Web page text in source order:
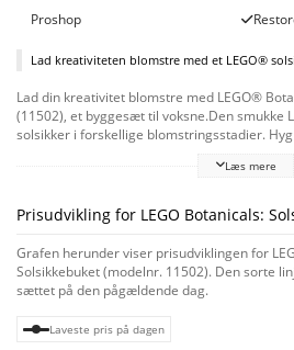
Proshop
Lad kreativiteten blomstre med et LEGO®
Lad din kreativitet blomstre med LEGO®
(11502), et byggesæt til voksne.Den smukke
solsikker i forskellige blomstringsstadier.
eukalyptusgrene. LEGO blomsterne er
og skabe unikke buketter, der kan udstilles
Solsikkerne kan desuden kombineres med
(sælges separat) for at lave et unikt og større
blomsterarrangement.Solsikker
hvilket gør LEGO byggesættet til en
valentinsdag, mors dag eller housewarming
naturfans. Byggesættet kan også tilgås i
kan dreje modellen i 3D og følge sine
Læs mere
Prisudvikling for LEGO Botanicals:
Grafen herunder viser prisudviklingen for
Solsikkebuket (modelnr. 11502). Den sorte
sættet på den pågældende dag.
Laveste pris på dagen